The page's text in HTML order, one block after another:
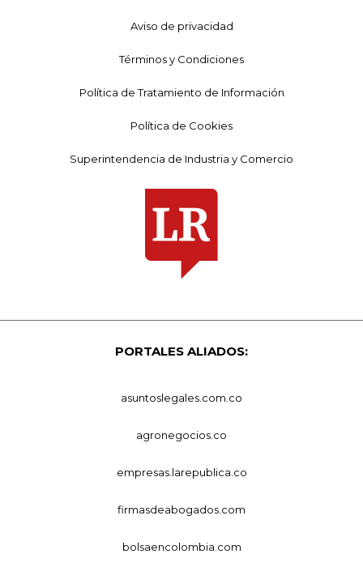
Aviso de privacidad
Términos y Condiciones
Política de Tratamiento de Información
Política de Cookies
Superintendencia de Industria y Comercio
PORTALES ALIADOS:
asuntoslegales.com.co
agronegocios.co
empresas.larepublica.co
firmasdeabogados.com
bolsaencolombia.com